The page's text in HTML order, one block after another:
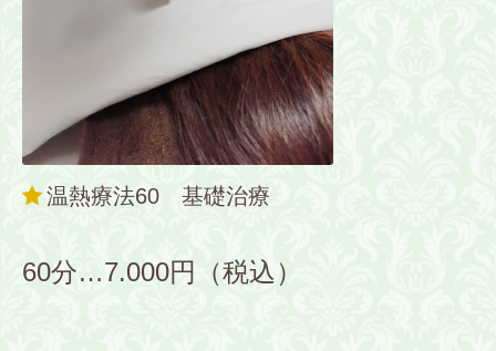
温熱療法60 基礎治療
60分…7.000円（税込）